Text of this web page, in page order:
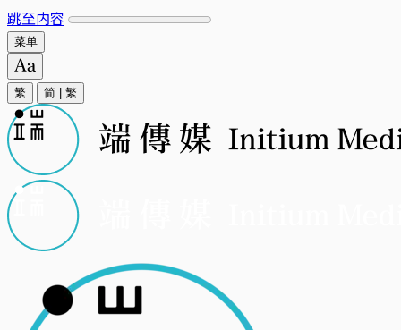
跳至内容
菜单
繁 简 繁